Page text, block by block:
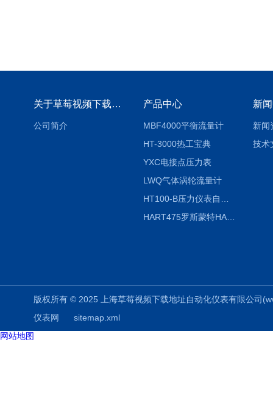
关于草莓视频下载地址
公司简介
产品中心
MBF4000平衡流量计
HT-3000热工宝典
YXC电接点压力表
LWQ气体涡轮流量计
HART475罗斯蒙特HART475手操器
新
新闻
技术
版权所有 © 2025 上海草莓视频下载地址自动化仪表有限公
仪表网
sitemap.xml
网站地图